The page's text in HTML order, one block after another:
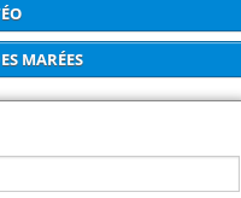
MARÉES